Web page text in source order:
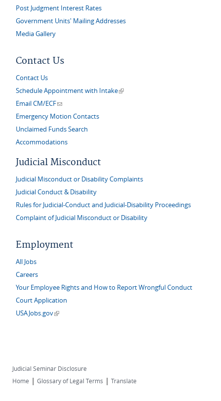
Post Judgment Interest Rates
Government Units' Mailing Addresses
Media Gallery
Contact Us
Contact Us
Schedule Appointment with Intake(link is external)
Email CM/ECF(link sends e-mail)
Emergency Motion Contacts
Unclaimed Funds Search
Accommodations
Judicial Misconduct
Judicial Misconduct or Disability Complaints
Judicial Conduct & Disability
Rules for Judicial-Conduct and Judicial-Disability Proceedings
Complaint of Judicial Misconduct or Disability
Employment
All Jobs
Careers
Your Employee Rights and How to Report Wrongful Conduct
Court Application
USAJobs.gov(link is external)
Judicial Seminar Disclosure
Home | Glossary of Legal Terms | Translate